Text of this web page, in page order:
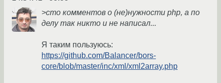
>сто комментов о (не)нужности php, а по
делу так никто и не написал...
Я таким пользуюсь:
https://github.com/Balancer/bors-
core/blob/master/inc/xml/xml2array.php